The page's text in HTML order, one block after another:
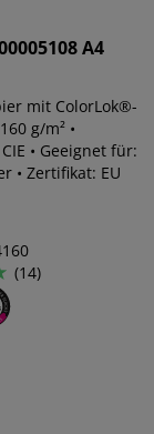
A4
mit ColorLok®-
g/m² •
• Geeignet für:
• Zertifikat: EU
(14)